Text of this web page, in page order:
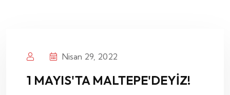
Nisan 29, 2022
1 MAYIS'TA MALTEPE'DEYİZ!